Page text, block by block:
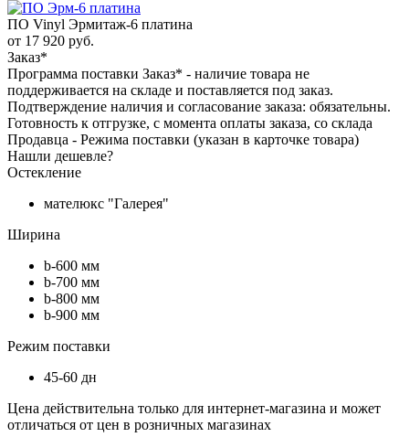
ПО Vinyl Эрмитаж-6 платина
от 17 920 руб.
Заказ*
Программа поставки Заказ* - наличие товара не
поддерживается на складе и поставляется под заказ.
Подтверждение наличия и согласование заказа: обязательны.
Готовность к отгрузке, с момента оплаты заказа, со склада
Продавца - Режима поставки (указан в карточке товара)
Нашли дешевле?
Остекление
мателюкс "Галерея"
Ширина
b-600 мм
b-700 мм
b-800 мм
b-900 мм
Режим поставки
45-60 дн
Цена действительна только для интернет-магазина и может
отличаться от цен в розничных магазинах